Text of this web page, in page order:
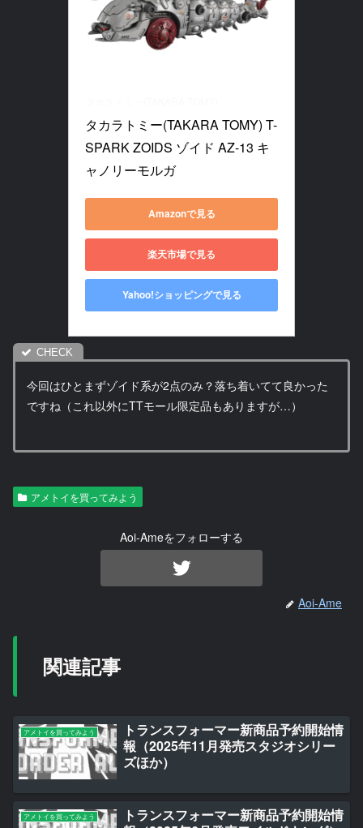
タカラトミー(TAKARA TOMY) T-
SPARK ZOIDS ゾイド AZ-13 キ
ャノリーモルガ
Amazonで見る
楽天市場で見る
Yahoo!ショッピングで見る
今回はひとまずゾイド系が2点のみ？落ち着いてて良かった
ですね（これ以外にTTモール限定品もありますが…）
アメトイを買ってみよう
Aoi-Ameをフォローする
Aoi-Ame
関連記事
アメトイを買ってみよう
トランスフォーマー新商品予約開始情
報（2025年11月発売スタジオシリー
ズほか）
アメトイを買ってみよう
トランスフォーマー新商品予約開始情